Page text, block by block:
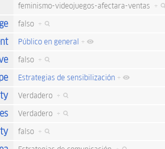
feminismo-videojuegos-afectara-ventas +
falso +
Público en general +
falso +
Estrategias de sensibilización +
Verdadero +
Verdadero +
falso +